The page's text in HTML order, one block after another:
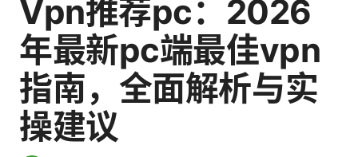
Vpn推荐pc：2026
年最新pc端最佳vpn
指南，全面解析与实
操建议